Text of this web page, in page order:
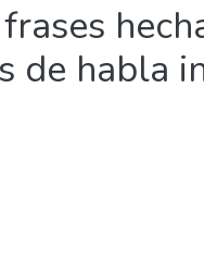
de habla